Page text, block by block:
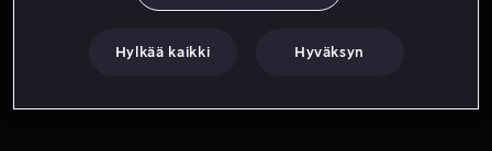
Anderssonin perheen mukaan, vaikka heillä ei ole sen
nimittäin huijaamaan Rudolfin uskomaan, että matka on
Hylkää kaikki Hyväksyn